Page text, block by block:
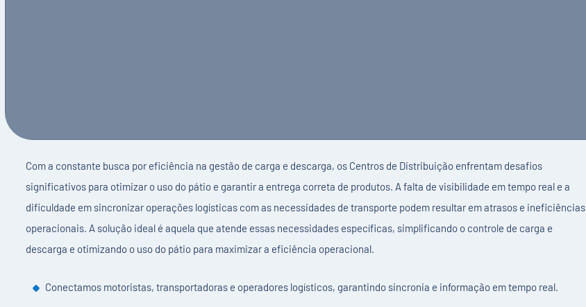
Com a constante busca por eficiência na gestão de carga e descarga, os Centros de Distribuição enfrentam desafios
significativos para otimizar o uso do pátio e garantir a entrega correta de produtos. A falta de visibilidade em tempo real e a
dificuldade em sincronizar operações logísticas com as necessidades de transporte podem resultar em atrasos e ineficiências
operacionais. A solução ideal é aquela que atende essas necessidades específicas, simplificando o controle de carga e
descarga e otimizando o uso do pátio para maximizar a eficiência operacional.
Conectamos motoristas, transportadoras e operadores logísticos, garantindo sincronia e informação em tempo real.